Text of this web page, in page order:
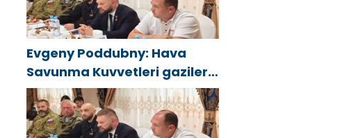
генераторами
Evgeny Poddubny: Hava
Savunma Kuvvetleri gazileri,
ülkeyi değiştirecek güçtür